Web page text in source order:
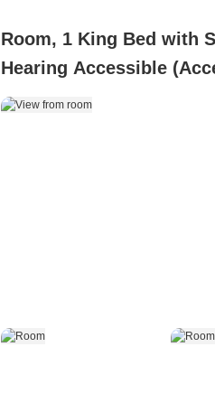
Room, 1 King Bed with
Hearing Accessible
Bathtub)